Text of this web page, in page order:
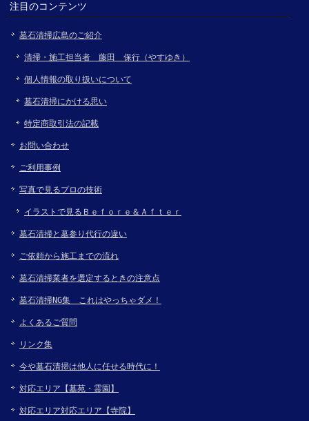
注目のコンテンツ
墓石清掃広島のご紹介
清掃・施工担当者 藤田 保行（やすゆき）
個人情報の取り扱いについて
墓石清掃にかける思い
特定商取引法の記載
お問い合わせ
ご利用事例
写真で見るプロの技術
イラストで見るＢｅｆｏｒｅ＆Ａｆｔｅｒ
墓石清掃と墓参り代行の違い
ご依頼から施工までの流れ
墓石清掃業者を選定するときの注意点
墓石清掃NG集 これはやっちゃダメ！
よくあるご質問
リンク集
今や墓石清掃は他人に任せる時代に！
対応エリア【墓苑・霊園】
対応エリア対応エリア【寺院】